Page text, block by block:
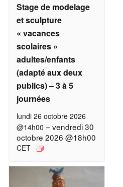
Stage de modelage
et sculpture
« vacances
scolaires »
adultes/enfants
(adapté aux deux
publics) – 3 à 5
journées
lundi 26 octobre 2026
@14h00 –vendredi 30
octobre 2026 @18h00
CET